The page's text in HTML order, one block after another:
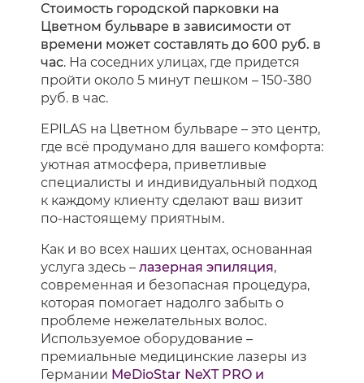
Стоимость городской парковки на
Цветном бульваре в зависимости от
времени может составлять до 600 руб. в
час. На соседних улицах, где придется
пройти около 5 минут пешком – 150-380
руб. в час.
EPILAS на Цветном бульваре – это центр,
где всё продумано для вашего комфорта:
уютная атмосфера, приветливые
специалисты и индивидуальный подход
к каждому клиенту сделают ваш визит
по-настоящему приятным.
Как и во всех наших центах, основанная
услуга здесь – лазерная эпиляция,
современная и безопасная процедура,
которая помогает надолго забыть о
проблеме нежелательных волос.
Используемое оборудование –
премиальные медицинские лазеры из
Германии MeDioStar NeXT PRO и